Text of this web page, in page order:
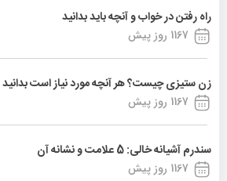
راه رفتن در خواب و آنچه باید بدانید
1167 روز پیش
زن ستیزی چیست؟ هر آنچه مورد نیاز است بدانید
1167 روز پیش
سندرم آشیانه خالی: 5 علامت و نشانه آن
1167 روز پیش